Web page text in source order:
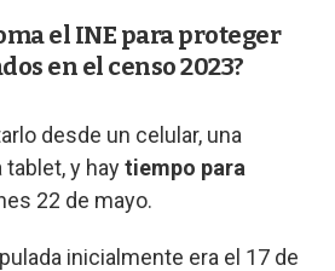
el INE para proteger
en el censo 2023?
desde un celular, una
y haytiempo para
22 de mayo.
inicialmente era el 17 de